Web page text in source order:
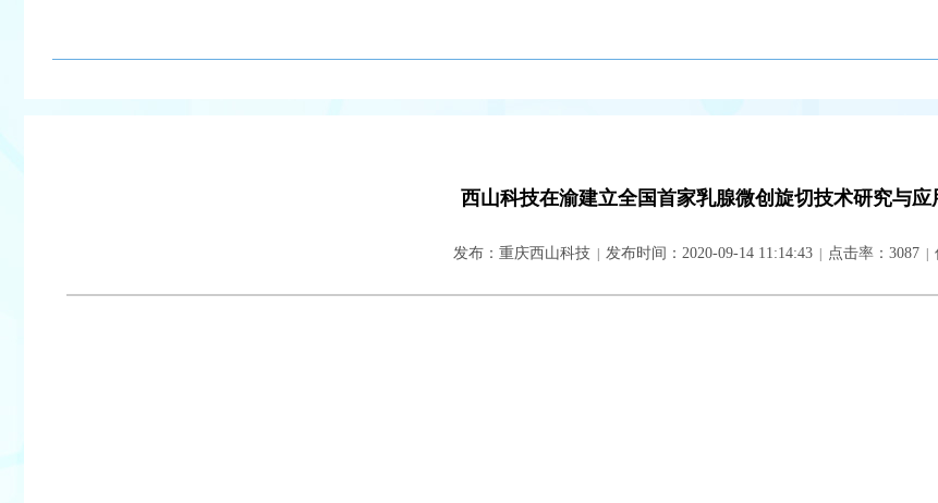
西山科技在渝建立全国首家乳腺微创旋切技术研究与应
发布：重庆西山科技 | 发布时间：2020-09-14 11:14:43 | 点击率： 3087 |